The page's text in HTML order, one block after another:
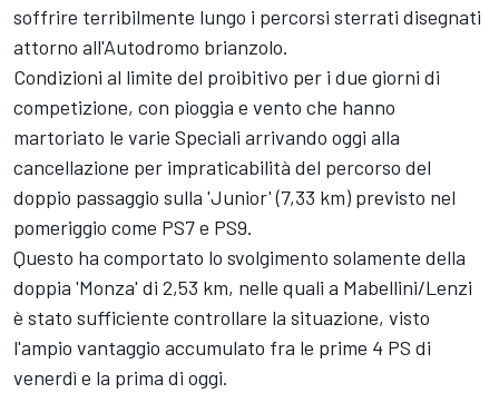
soffrire terribilmente lungo i percorsi sterrati disegnati
attorno all'Autodromo brianzolo.
Condizioni al limite del proibitivo per i due giorni di
competizione, con pioggia e vento che hanno
martoriato le varie Speciali arrivando oggi alla
cancellazione per impraticabilità del percorso del
doppio passaggio sulla 'Junior' (7,33 km) previsto nel
pomeriggio come PS7 e PS9.
Questo ha comportato lo svolgimento solamente della
doppia 'Monza' di 2,53 km, nelle quali a Mabellini/Lenzi
è stato sufficiente controllare la situazione, visto
l'ampio vantaggio accumulato fra le prime 4 PS di
venerdì e la prima di oggi.